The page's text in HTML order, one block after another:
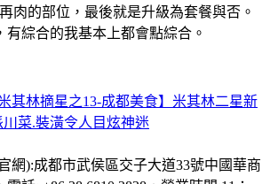
肉的部位，最後就是升級為套餐與否。
有綜合的我基本上都會點綜合。
其林摘星之13-成都美食】米其林二星新
菜.裝潢令人目炫神迷
網):成都市武侯區交子大道33號中國華商